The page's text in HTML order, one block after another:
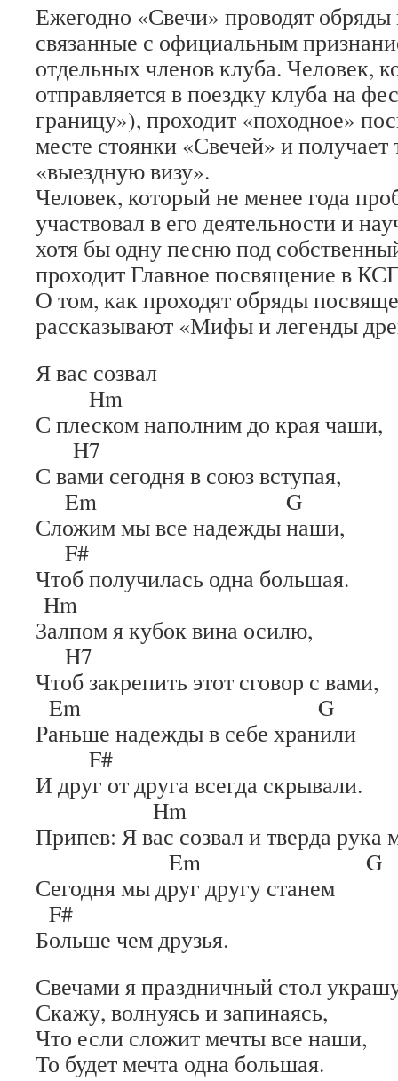
Ежегодно «Свечи» проводят
связанные с официальным
отдельных членов клуба. Человек,
отправляется в поездку клуба на
границу»), проходит «походное»
месте стоянки «Свечей» и
«выездную визу».
Человек, который не менее года
участвовал в его деятельности и
хотя бы одну песню под
проходит Главное посвящение в
О том, как проходят обряды
рассказывают «Мифы и легенды
Я вас созвал
Hm
С плеском наполним до края чаши,
H7
С вами сегодня в союз вступая,
Em G
Сложим мы все надежды наши,
F#
Чтоб получилась одна большая.
Hm
Залпом я кубок вина осилю,
H7
Чтоб закрепить этот сговор с вами,
Em G
Раньше надежды в себе хранили
F#
И друг от друга всегда скрывали.
Hm
Припев: Я вас созвал и тверда рука
Em G
Сегодня мы друг другу станем
F#
Больше чем друзья.
Свечами я праздничный стол
Скажу, волнуясь и запинаясь,
Что если сложит мечты все наши,
То будет мечта одна большая.